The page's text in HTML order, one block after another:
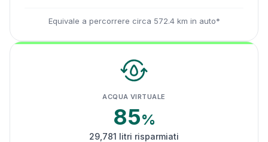
Equivale a percorrere circa 572.4 km in auto*
ACQUA VIRTUALE
85%
29,781 litri risparmiati